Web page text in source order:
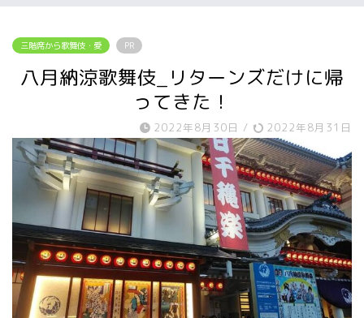
三階席から歌舞伎・愛 PR
八月納涼歌舞伎_リターンズだけに帰
ってきた！
2022年8月30日 / 2022年8月31日